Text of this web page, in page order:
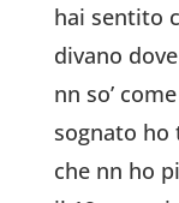
hai sentito
divano
nn so’
sognato ho
che nn ho